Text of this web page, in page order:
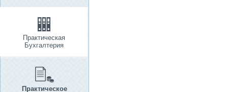
Практическая
Бухгалтерия
Практическое